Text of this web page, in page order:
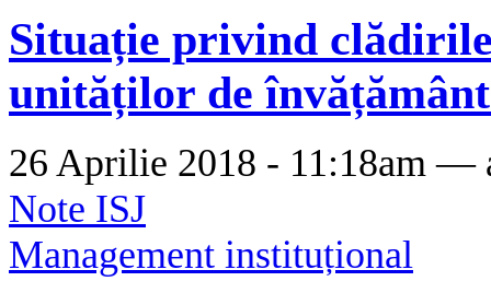
Situație privind
unităților de
26 Aprilie 2018 - 11:18am —
Note ISJ
Management instituțional